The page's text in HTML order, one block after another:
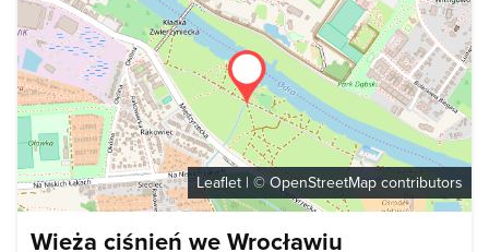
Leaflet | © OpenStreetMap contributors
Wieża ciśnień we Wrocławiu